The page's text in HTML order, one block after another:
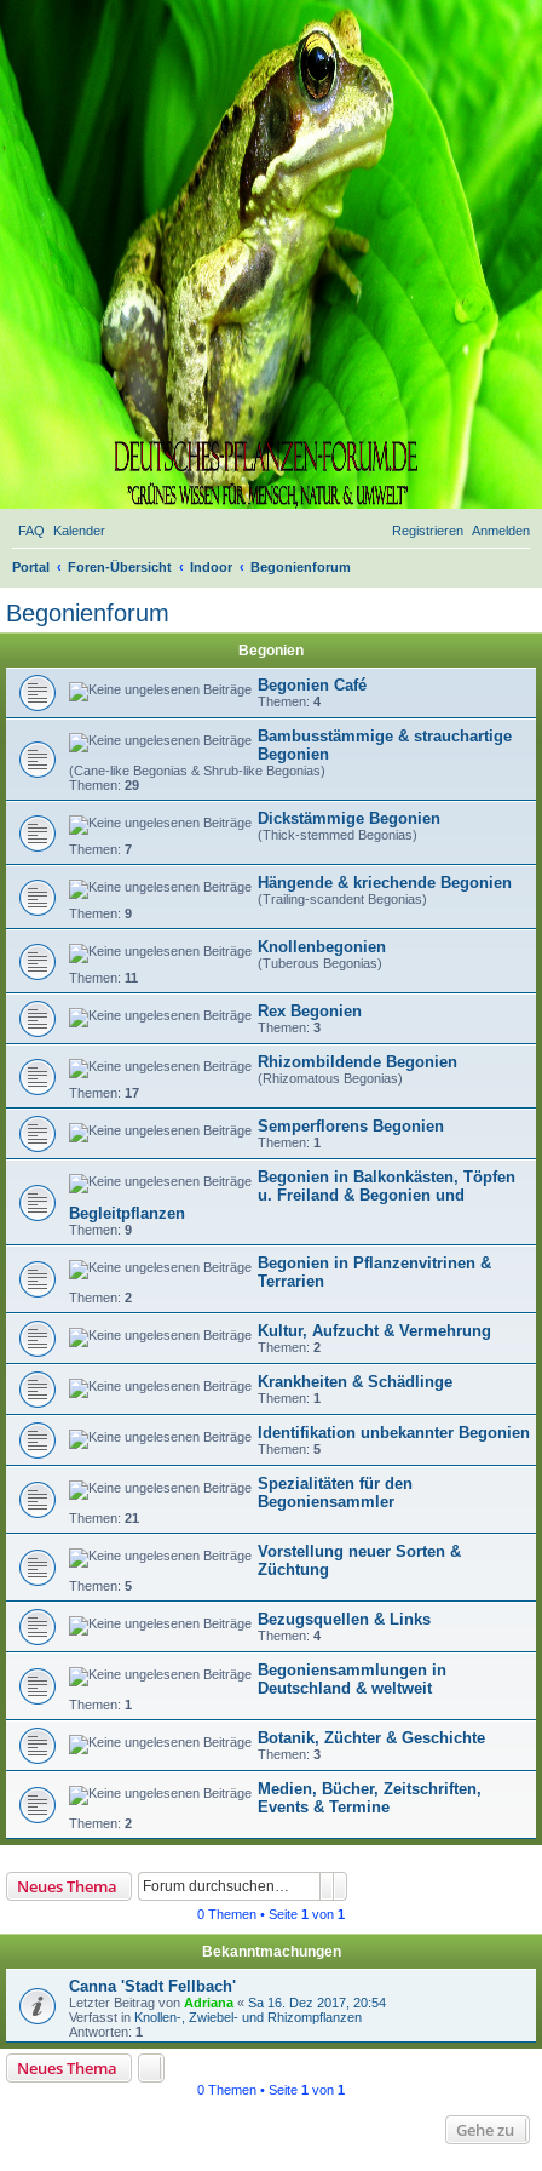
FAQ Kalender Anmelden
Registrieren
Portal Foren-Übersicht Indoor Begonienforum
Begonienforum
Begonien
Begonien Café
Themen: 4
Bambusstämmige & strauchartige
Begonien
(Cane-like Begonias & Shrub-like Begonias)
Themen: 29
Dickstämmige Begonien
(Thick-stemmed Begonias)
Themen: 7
Hängende & kriechende Begonien
(Trailing-scandent Begonias)
Themen: 9
Knollenbegonien
(Tuberous Begonias)
Themen: 11
Rex Begonien
Themen: 3
Rhizombildende Begonien
(Rhizomatous Begonias)
Themen: 17
Semperflorens Begonien
Themen: 1
Begonien in Balkonkästen, Töpfen
u. Freiland & Begonien und
Begleitpflanzen
Themen: 9
Begonien in Pflanzenvitrinen &
Terrarien
Themen: 2
Kultur, Aufzucht & Vermehrung
Themen: 2
Krankheiten & Schädlinge
Themen: 1
Identifikation unbekannter Begonien
Themen: 5
Spezialitäten für den
Begoniensammler
Themen: 21
Vorstellung neuer Sorten &
Züchtung
Themen: 5
Bezugsquellen & Links
Themen: 4
Begoniensammlungen in
Deutschland & weltweit
Themen: 1
Botanik, Züchter & Geschichte
Themen: 3
Medien, Bücher, Zeitschriften,
Events & Termine
Themen: 2
Neues Thema
0 Themen • Seite 1 von 1
Bekanntmachungen
Canna 'Stadt Fellbach'
Letzter Beitrag von Adriana « Sa 16. Dez 2017, 20:54
Verfasst in Knollen-, Zwiebel- und Rhizompflanzen
Antworten: 1
Neues Thema
0 Themen • Seite 1 von 1
Gehe zu